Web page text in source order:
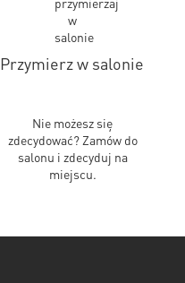
Przymierz w salonie
Nie możesz się
zdecydować? Zamów do
salonu i zdecyduj na
miejscu.